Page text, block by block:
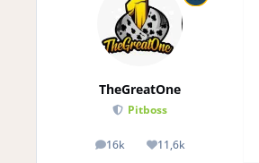
TheGreatOne
Pitboss
16k
posts 11,6k
Reputation